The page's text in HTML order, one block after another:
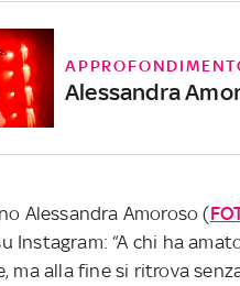
Alessandra
Alessandra Amoroso (
Instagram: “A chi ha
ma alla fine si ritrova